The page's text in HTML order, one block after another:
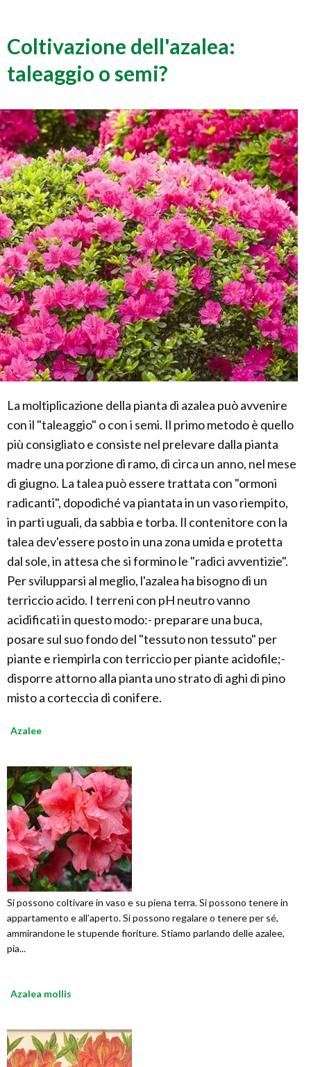
Coltivazione dell'azalea:
taleaggio o semi?
La moltiplicazione della pianta di azalea può avvenire
con il "taleaggio" o con i semi. Il primo metodo è quello
più consigliato e consiste nel prelevare dalla pianta
madre una porzione di ramo, di circa un anno, nel mese
di giugno. La talea può essere trattata con "ormoni
radicanti", dopodiché va piantata in un vaso riempito,
in parti uguali, da sabbia e torba. Il contenitore con la
talea dev'essere posto in una zona umida e protetta
dal sole, in attesa che si formino le "radici avventizie".
Per svilupparsi al meglio, l'azalea ha bisogno di un
terriccio acido. I terreni con pH neutro vanno
acidificati in questo modo:- preparare una buca,
posare sul suo fondo del "tessuto non tessuto" per
piante e riempirla con terriccio per piante acidofile;-
disporre attorno alla pianta uno strato di aghi di pino
misto a corteccia di conifere.
Azalee
Si possono coltivare in vaso e su piena terra. Si possono tenere in
appartamento e all’aperto. Si possono regalare o tenere per sé,
ammirandone le stupende fioriture. Stiamo parlando delle azalee,
pia...
Azalea mollis